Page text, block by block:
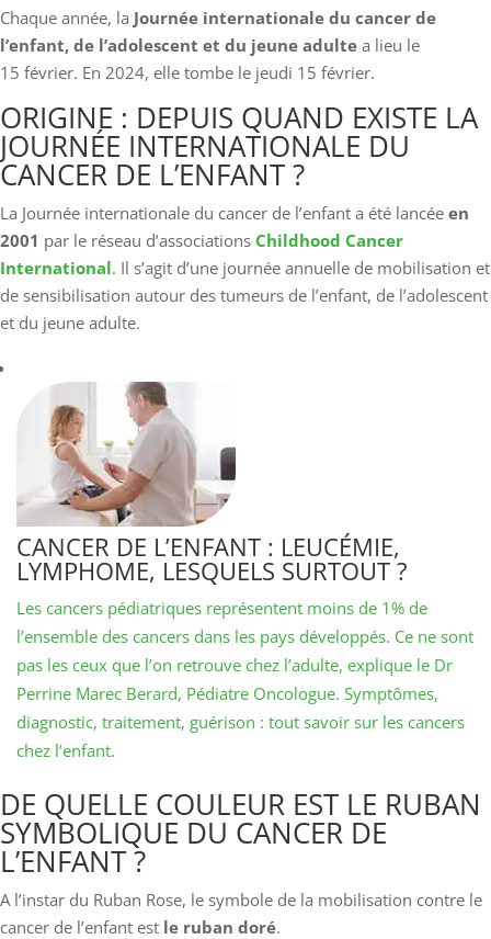
Chaque année, la Journée internationale du cancer de
l’enfant, de l’adolescent et du jeune adulte a lieu le
15 février. En 2024, elle tombe le jeudi 15 février.
ORIGINE : DEPUIS QUAND EXISTE LA
JOURNÉE INTERNATIONALE DU
CANCER DE L’ENFANT ?
La Journée internationale du cancer de l’enfant a été lancée en
2001 par le réseau d’associations Childhood Cancer
International. Il s’agit d’une journée annuelle de mobilisation et
de sensibilisation autour des tumeurs de l’enfant, de l’adolescent
et du jeune adulte.
CANCER DE L’ENFANT : LEUCÉMIE,
LYMPHOME, LESQUELS SURTOUT ?
Les cancers pédiatriques représentent moins de 1% de
l’ensemble des cancers dans les pays développés. Ce ne sont
pas les ceux que l’on retrouve chez l’adulte, explique le Dr
Perrine Marec Berard, Pédiatre Oncologue. Symptômes,
diagnostic, traitement, guérison : tout savoir sur les cancers
chez l’enfant.
DE QUELLE COULEUR EST LE RUBAN
SYMBOLIQUE DU CANCER DE
L’ENFANT ?
A l’instar du Ruban Rose, le symbole de la mobilisation contre le
cancer de l’enfant est le ruban doré.